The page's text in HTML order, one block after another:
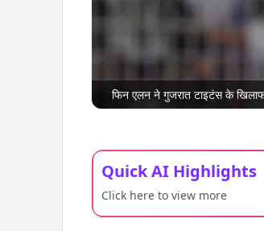
फिन एलन ने गुजरात टाइटंस के
Quick AI Highlights
Click here to view more